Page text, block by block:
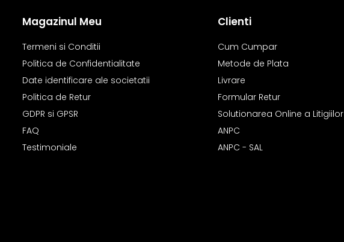
Magazinul Meu
Termeni si Conditii
Politica de Confidentialitate
Date identificare ale societatii
Politica de Retur
GDPR si GPSR
FAQ
Testimoniale
Clienti
Cum Cumpar
Metode de Plata
Livrare
Formular Retur
Solutionarea Online a Litigiilor
ANPC
ANPC - SAL